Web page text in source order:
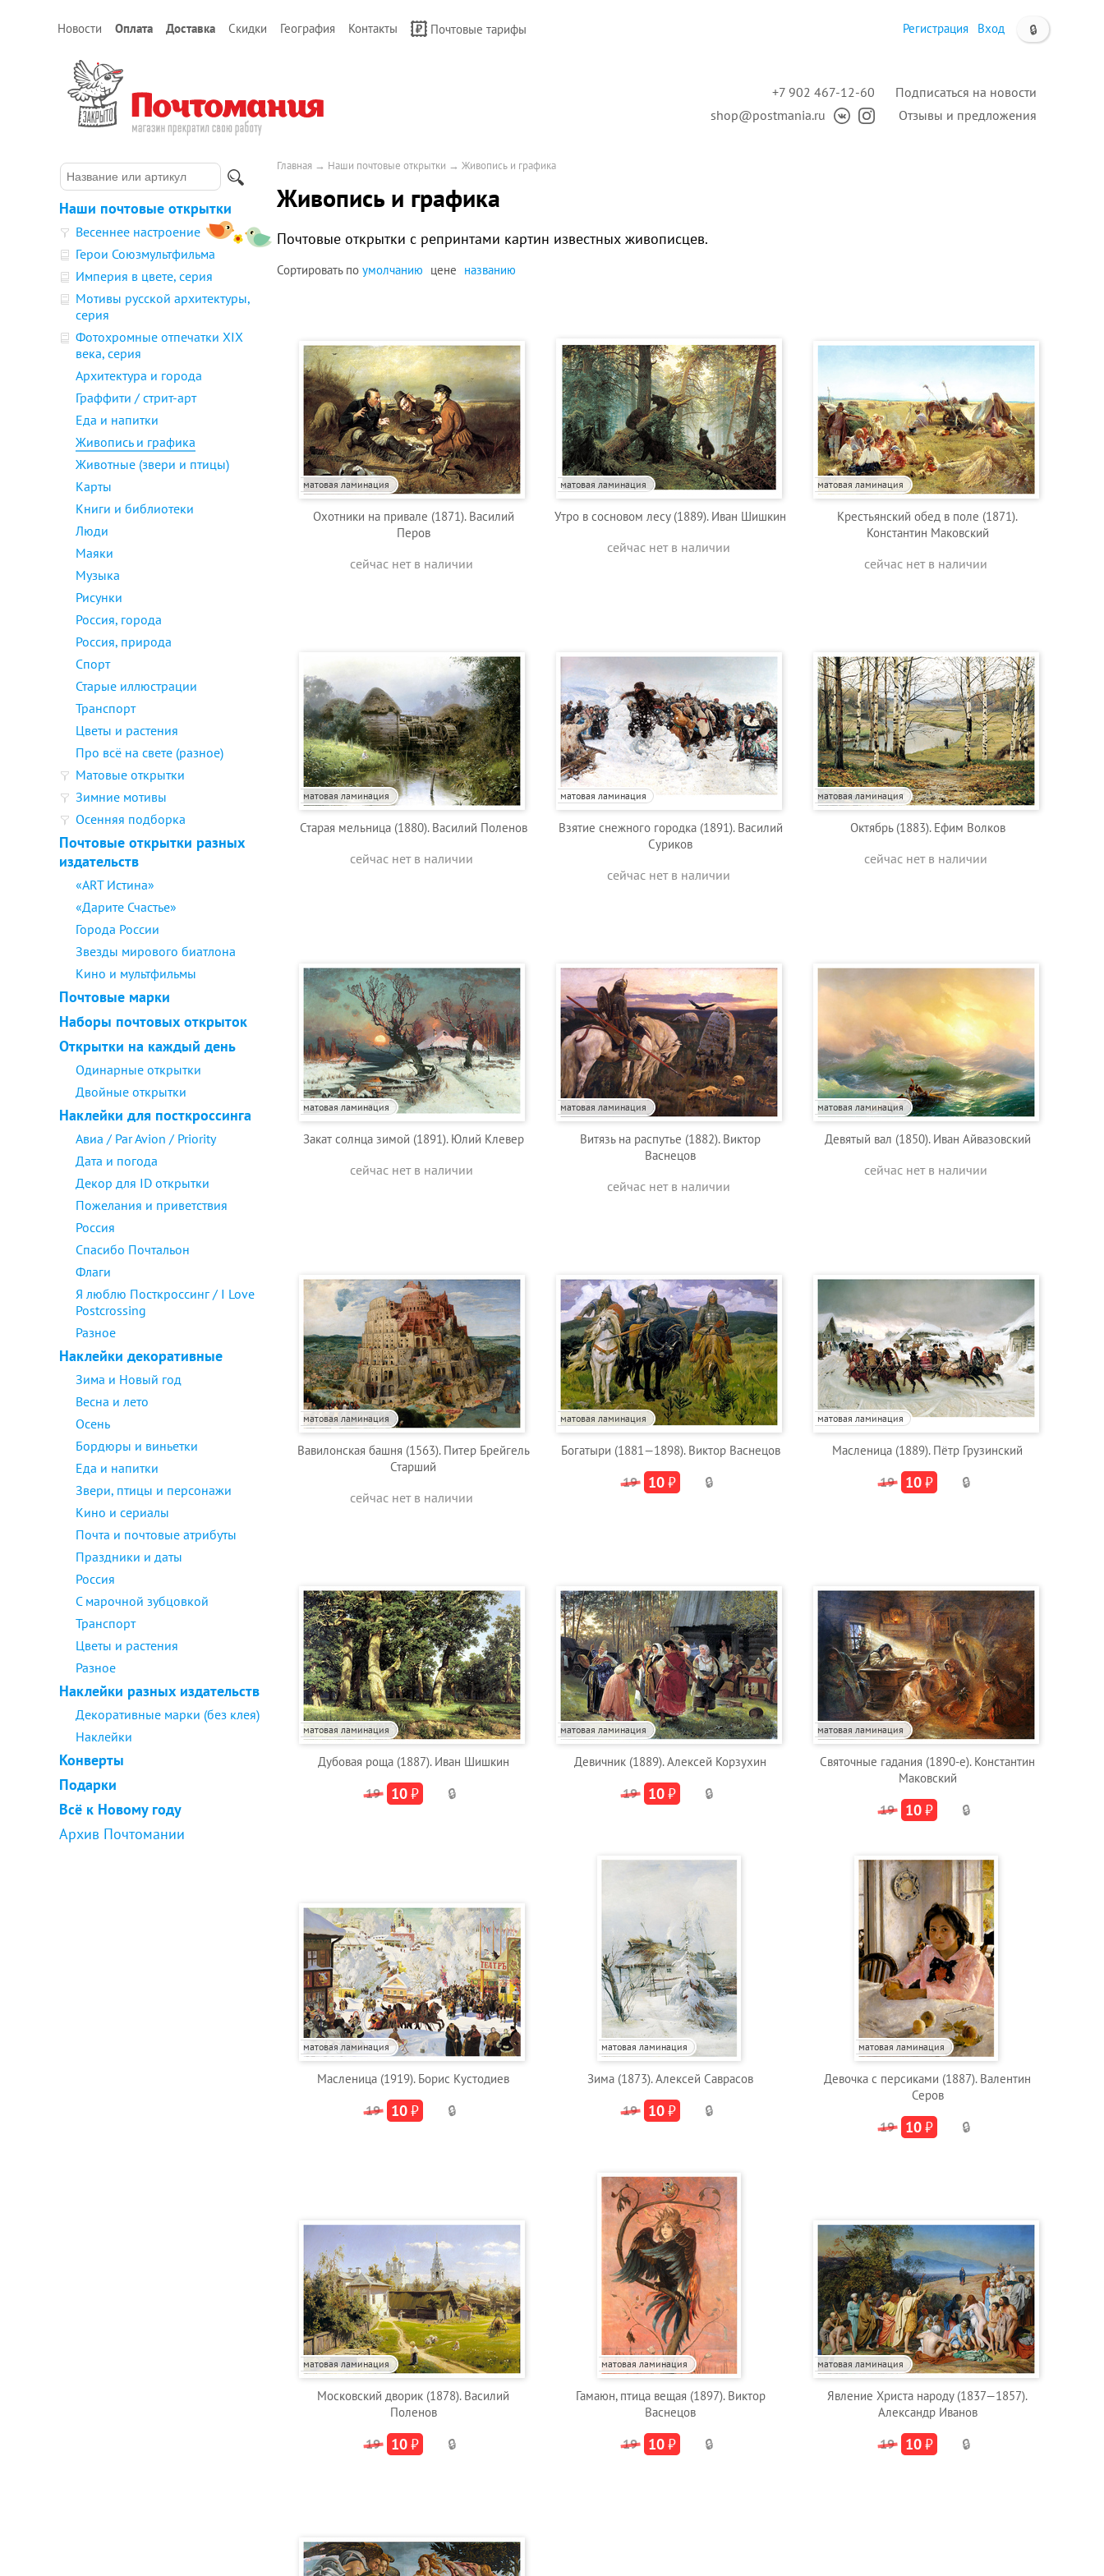
Новости Оплата Доставка Скидки География Контакты Почтовые тарифы 🔒
Регистрация Вход
Подписаться на новости
Отзывы и предложения
+7 902 467-12-60
shop@postmania.ru
Наши почтовые открытки
Весеннее настроение
Герои Союзмультфильма
Империя в цвете, серия
Мотивы русской архитектуры,
серия
Фотохромные отпечатки XIX
века, серия
Архитектура и города
Граффити / стрит-арт
Еда и напитки
Живопись и графика
Животные (звери и птицы)
Карты
Книги и библиотеки
Люди
Маяки
Музыка
Рисунки
Россия, города
Россия, природа
Спорт
Старые иллюстрации
Транспорт
Цветы и растения
Про всё на свете (разное)
Матовые открытки
Зимние мотивы
Осенняя подборка
Почтовые открытки разных
издательств
«ART Истина»
«Дарите Счастье»
Города России
Звезды мирового биатлона
Кино и мультфильмы
Почтовые марки
Наборы почтовых открыток
Открытки на каждый день
Одинарные открытки
Двойные открытки
Наклейки для посткроссинга
Авиа / Par Avion / Priority
Дата и погода
Декор для ID открытки
Пожелания и приветствия
Россия
Спасибо Почтальон
Флаги
Я люблю Посткроссинг / I Love
Postcrossing
Разное
Наклейки декоративные
Зима и Новый год
Весна и лето
Осень
Бордюры и виньетки
Еда и напитки
Звери, птицы и персонажи
Кино и сериалы
Почта и почтовые атрибуты
Праздники и даты
Россия
С марочной зубцовкой
Транспорт
Цветы и растения
Разное
Наклейки разных издательств
Декоративные марки (без клея)
Наклейки
Конверты
Подарки
Всё к Новому году
Архив Почтомании
Главная → Наши почтовые открытки → Живопись и графика
Живопись и графика
Почтовые открытки с репринтами картин известных живописцев.
Сортировать по умолчанию цене названию
матовая ламинация
Охотники на привале (1871). Василий
Перов
сейчас нет в наличии
матовая ламинация
Утро в сосновом лесу (1889). Иван Шишкин
сейчас нет в наличии
матовая ламинация
Крестьянский обед в поле (1871).
Константин Маковский
сейчас нет в наличии
матовая ламинация
Старая мельница (1880). Василий Поленов
сейчас нет в наличии
матовая ламинация
Взятие снежного городка (1891). Василий
Суриков
сейчас нет в наличии
матовая ламинация
Октябрь (1883). Ефим Волков
сейчас нет в наличии
матовая ламинация
Закат солнца зимой (1891). Юлий Клевер
сейчас нет в наличии
матовая ламинация
Витязь на распутье (1882). Виктор
Васнецов
сейчас нет в наличии
матовая ламинация
Девятый вал (1850). Иван Айвазовский
сейчас нет в наличии
матовая ламинация
Вавилонская башня (1563). Питер Брейгель
Старший
сейчас нет в наличии
матовая ламинация
Богатыри (1881—1898). Виктор Васнецов
19 10₽ 🔒
матовая ламинация
Масленица (1889). Пётр Грузинский
19 10₽ 🔒
матовая ламинация
Дубовая роща (1887). Иван Шишкин
19 10₽ 🔒
матовая ламинация
Девичник (1889). Алексей Корзухин
19 10₽ 🔒
матовая ламинация
Святочные гадания (1890-е). Константин
Маковский
19 10₽ 🔒
матовая ламинация
Масленица (1919). Борис Кустодиев
19 10₽ 🔒
матовая ламинация
Зима (1873). Алексей Саврасов
19 10₽ 🔒
матовая ламинация
Девочка с персиками (1887). Валентин
Серов
19 10₽ 🔒
матовая ламинация
Московский дворик (1878). Василий
Поленов
19 10₽ 🔒
матовая ламинация
Гамаюн, птица вещая (1897). Виктор
Васнецов
19 10₽ 🔒
матовая ламинация
Явление Христа народу (1837—1857).
Александр Иванов
19 10₽ 🔒